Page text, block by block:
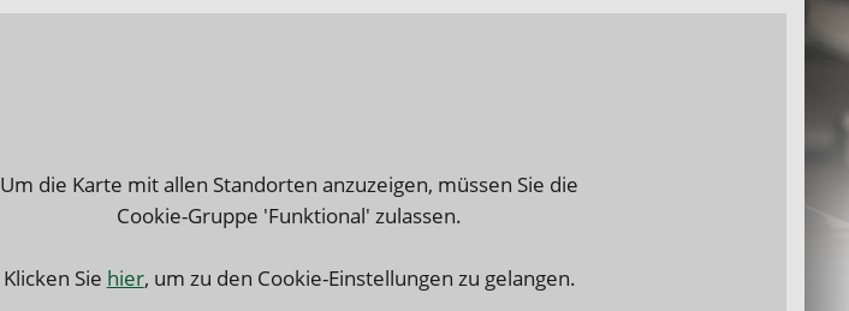
Um die Karte mit allen Standorten anzuzeigen, müssen Sie die
Cookie-Gruppe 'Funktional' zulassen.
Klicken Sie hier, um zu den Cookie-Einstellungen zu gelangen.